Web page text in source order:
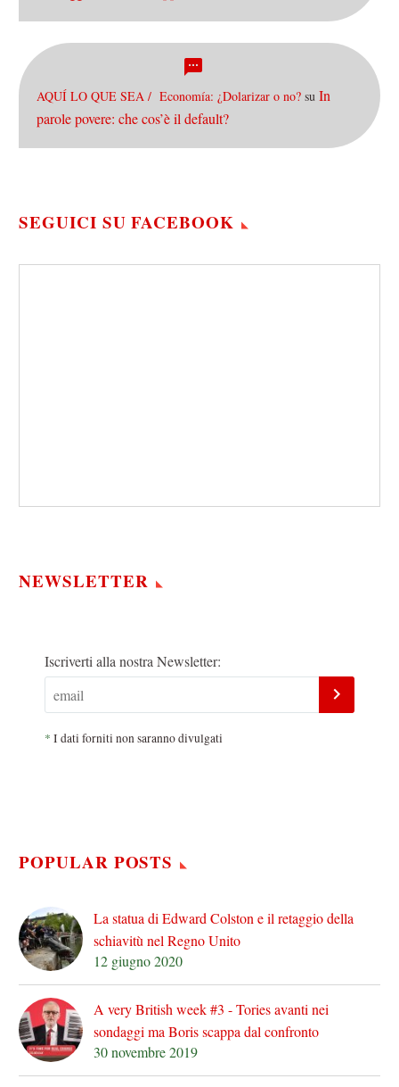
AQUÍ LO QUE SEA / Economía: ¿Dolarizar o no? su In
parole povere: che cos’è il default?
SEGUICI SU FACEBOOK
NEWSLETTER
Iscriverti alla nostra Newsletter:
* I dati forniti non saranno divulgati
POPULAR POSTS
La statua di Edward Colston e il retaggio della
schiavitù nel Regno Unito
12 giugno 2020
A very British week #3 - Tories avanti nei
sondaggi ma Boris scappa dal confronto
30 novembre 2019